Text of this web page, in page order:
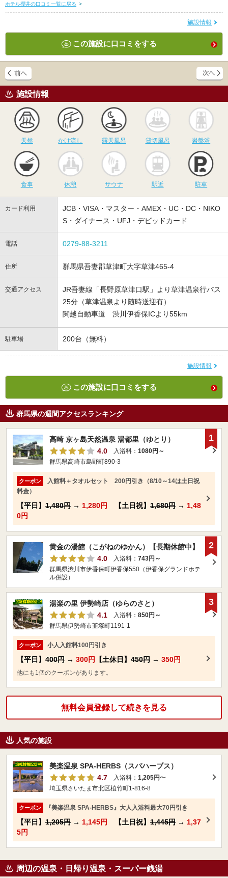
ホテル櫻井の口コミ一覧に戻る >
施設情報
この施設に口コミをする
施設情報
天然
かけ流し
かけ流し
露天風呂
露天風呂
貸切風呂
貸切風呂 岩盤浴
食事 休憩
サウナ
サウナ 駅近 駐車
カード利用
JCB・VISA・マスター・AMEX・UC・DC・NIKO
S・ダイナース・UFJ・デビッドカード
電話 0279-88-3211
住所 群馬県吾妻郡草津町大字草津465-4
交通アクセス
JR吾妻線「長野原草津口駅」より草津温泉行バス
25分（草津温泉より随時送迎有）
関越自動車道 渋川伊香保ICより55km
駐車場 200台（無料）
施設情報
この施設に口コミをする
群馬県の週間アクセスランキング
高崎 京ヶ島天然温泉 湯都里（ゆとり）
4.0
入浴料： 1080円～
群馬県高崎市島野町890-3
クーポン
入館料＋タオルセット 200円引き（8/10～14は土日祝
料金）
【平日】 1,480円 → 1,280円 【土日祝】 1,680円 → 1,48
0円
1
黄金の湯館（こがねのゆかん）【長期休館中】
4.0
入浴料： 743円～
群馬県渋川市伊香保町伊香保550（伊香保グランドホテ
ル併設）
2
湯楽の里 伊勢崎店（ゆらのさと）
4.1
入浴料： 850円～
群馬県伊勢崎市韮塚町1191-1
クーポン 小人入館料100円引き
【平日】 400円 → 300円 【土休日】 450円 → 350円
他にも1個のクーポンがあります。
3
無料会員登録して続きを見る
人気の施設
美楽温泉 SPA-HERBS（スパハーブス）
4.7
入浴料： 1,205円〜
埼玉県さいたま市北区植竹町1-816-8
クーポン 『美楽温泉 SPA-HERBS』大人入浴料最大70円引き
【平日】 1,205円 → 1,145円 【土日祝】 1,445円 → 1,37
5円
周辺の温泉・日帰り温泉・スーパー銭湯